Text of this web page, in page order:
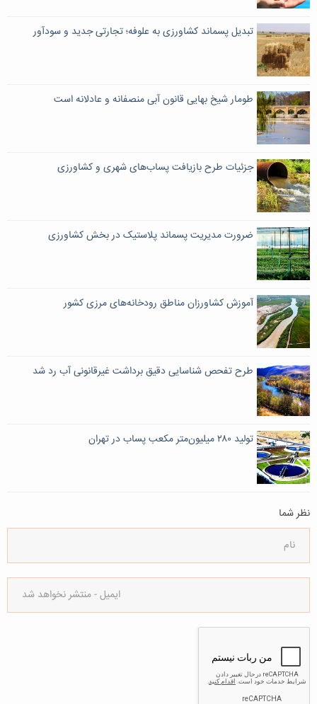
تبدیل پسماند کشاورزی به علوفه؛ تجارتی جدید و سودآور
طومار شیخ بهایی قانون آبی منصفانه و عادلانه است
جزئیات طرح بازیافت پساب‌های شهری و کشاورزی
ضرورت مدیریت پسماند پلاستیک در بخش کشاورزی
آموزش کشاورزان مناطق رودخانه‌های مرزی کشور
طرح تفحص شناسایی دقیق برداشت غیرقانونی آب رد شد
تولید ۲۸۰ ميليون‌متر مکعب پساب در تهران
نظر شما